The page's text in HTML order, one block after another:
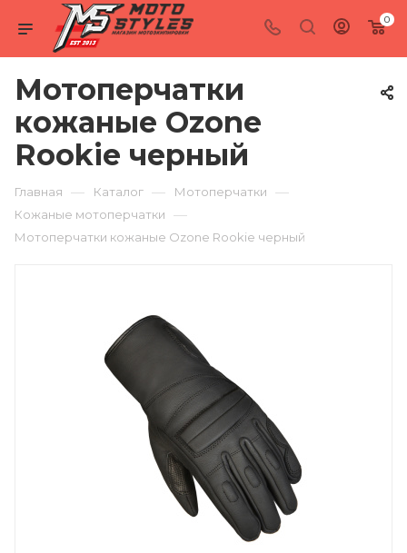
0
Мотоперчатки
кожаные Ozone
Rookie черный
Главная — Каталог — Мотоперчатки —
Кожаные мотоперчатки —
Мотоперчатки кожаные Ozone Rookie черный